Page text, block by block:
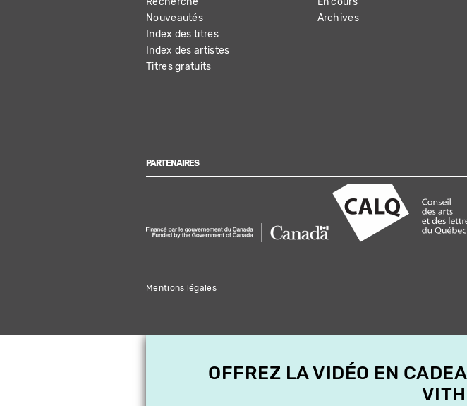
NAVIGATION
Nouveautés
Index des titres
Index des artistes
Titres gratuits
Archives
PARTENAIRES
Mentions légales
OFFREZ LA VIDÉO EN